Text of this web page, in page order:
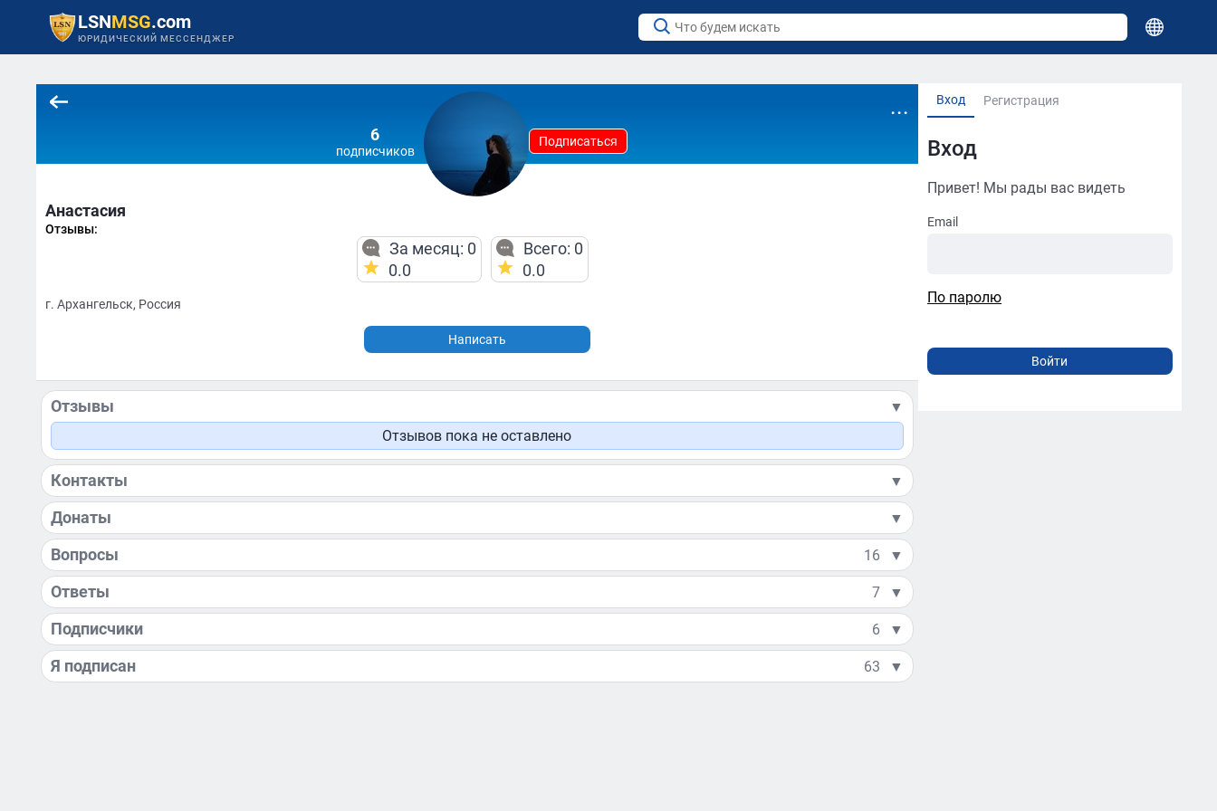
LSNMSG.com
ЮРИДИЧЕСКИЙ МЕССЕНДЖЕР
Вход Регистрация
Вход
Привет! Мы рады вас видеть
Email
По паролю
6
подписчиков
Подписаться
...
Анастасия
Отзывы:
За месяц: 0
0.0
Всего: 0
0.0
г. Архангельск, Россия
Написать
Отзывы
▼
Отзывов пока не оставлено
Контакты ▼
Донаты ▼
Вопросы 16 ▼
Ответы 7 ▼
Подписчики 6 ▼
Я подписан 63 ▼